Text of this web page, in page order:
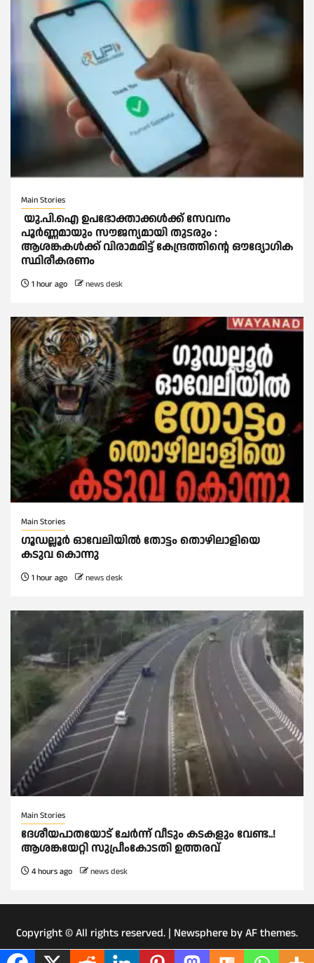
Main Stories
യു.പി.ഐ ഉപഭോക്താക്കള്‍ക്ക് സേവനം
പൂര്‍ണ്ണമായും സൗജന്യമായി തുടരും :
ആശങ്കകള്‍ക്ക് വിരാമമിട്ട് കേന്ദ്രത്തിന്റെ ഔദ്യോഗിക
സ്ഥിരീകരണം
1 hour ago news desk
Main Stories
ഗൂഡല്ലൂർ ഓവേലിയിൽ തോട്ടം തൊഴിലാളിയെ
കടുവ കൊന്നു
1 hour ago news desk
Main Stories
ദേശീയപാതയോട് ചേര്‍ന്ന് വീടും കടകളും വേണ്ട..!
ആശങ്കയേറ്റി സുപ്രീംകോടതി ഉത്തരവ്
4 hours ago news desk
Copyright © All rights reserved. | Newsphere by AF themes.